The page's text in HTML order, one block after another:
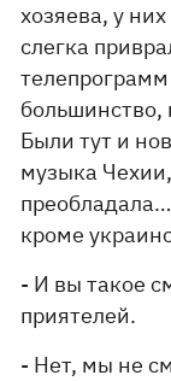
хозяева, у
слегка
Были тут и
музыка
кроме
- И вы такое
приятелей.
- Нет, мы не